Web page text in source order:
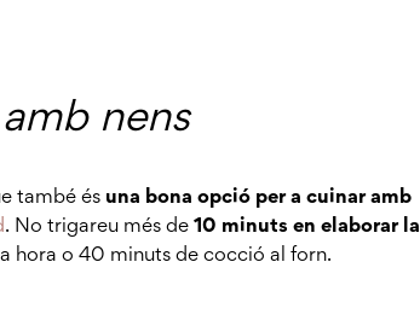
nens
també és una bona opció per a cuinar amb
. No trigareu més de 10 minuts en elaborar la
hora o 40 minuts de cocció al forn.